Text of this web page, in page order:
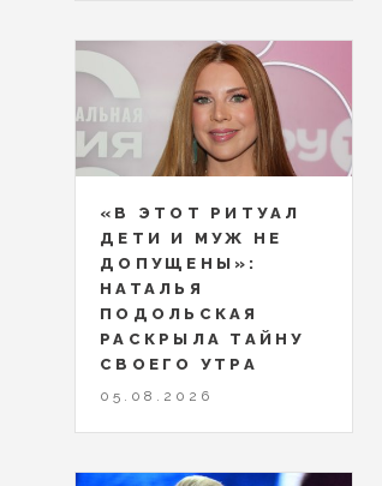
«В ЭТОТ РИТУАЛ
ДЕТИ И МУЖ НЕ
ДОПУЩЕНЫ»:
НАТАЛЬЯ
ПОДОЛЬСКАЯ
РАСКРЫЛА ТАЙНУ
СВОЕГО УТРА
05.08.2026